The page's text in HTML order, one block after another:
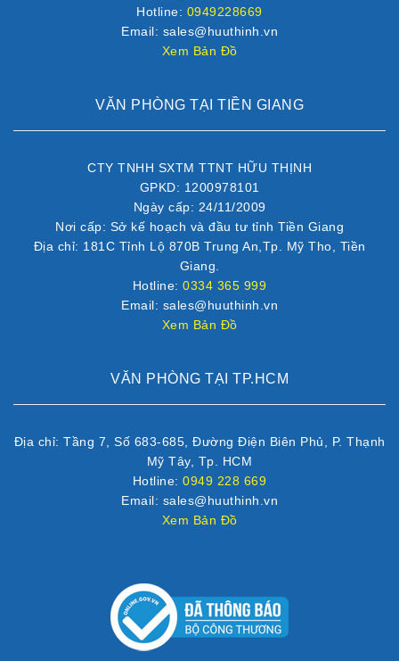
Hotline: 0949228669
Email: sales@huuthinh.vn
Xem Bản Đồ
VĂN PHÒNG TẠI TIỀN GIANG
CTY TNHH SXTM TTNT HỮU THỊNH
GPKD: 1200978101
Ngày cấp: 24/11/2009
Nơi cấp: Sở kế hoạch và đầu tư tỉnh Tiền Giang
Địa chỉ: 181C Tỉnh Lộ 870B Trung An,Tp. Mỹ Tho, Tiền
Giang.
Hotline:0334 365 999
Email: sales@huuthinh.vn
Xem Bản Đồ
VĂN PHÒNG TẠI TP.HCM
Địa chỉ: Tầng 7, Số 683-685, Đường Điện Biên Phủ, P. Thạnh
Mỹ Tây, Tp. HCM
Hotline:0949 228 669
Email: sales@huuthinh.vn
Xem Bản Đồ